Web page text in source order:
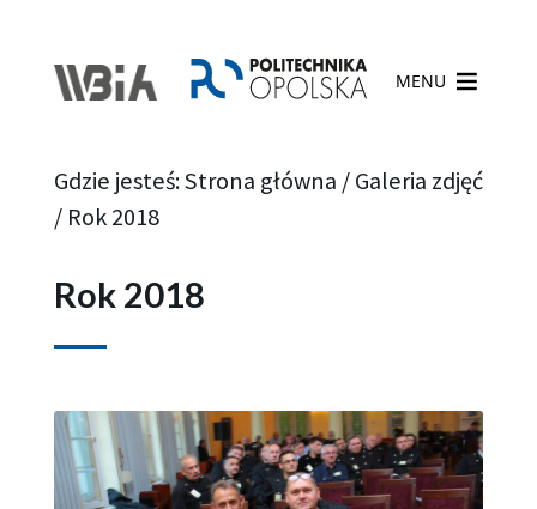
MENU
Gdzie jesteś:Strona główna /Galeria zdjęć
/ Rok 2018
Rok 2018